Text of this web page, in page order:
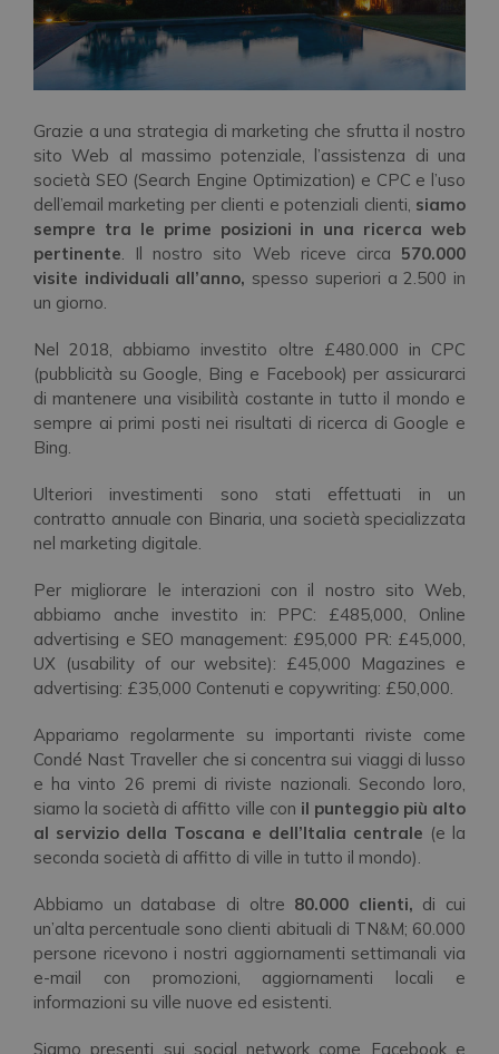
Grazie a una strategia di marketing che sfrutta il nostro
sito Web al massimo potenziale, l’assistenza di una
società SEO (Search Engine Optimization) e CPC e l’uso
dell’email marketing per clienti e potenziali clienti, siamo
sempre tra le prime posizioni in una ricerca web
pertinente . Il nostro sito Web riceve circa 570.000
visite individuali all’anno, spesso superiori a 2.500 in
un giorno.
Nel 2018, abbiamo investito oltre £480.000 in CPC
(pubblicità su Google, Bing e Facebook) per assicurarci
di mantenere una visibilità costante in tutto il mondo e
sempre ai primi posti nei risultati di ricerca di Google e
Bing.
Ulteriori investimenti sono stati effettuati in un
contratto annuale con Binaria, una società specializzata
nel marketing digitale.
Per migliorare le interazioni con il nostro sito Web,
abbiamo anche investito in: PPC: £485,000, Online
advertising e SEO management: £95,000 PR: £45,000,
UX (usability of our website): £45,000 Magazines e
advertising: £35,000 Contenuti e copywriting: £50,000.
Appariamo regolarmente su importanti riviste come
Condé Nast Traveller che si concentra sui viaggi di lusso
e ha vinto 26 premi di riviste nazionali. Secondo loro,
siamo la società di affitto ville con il punteggio più alto
al servizio della Toscana e dell’Italia centrale (e la
seconda società di affitto di ville in tutto il mondo).
Abbiamo un database di oltre 80.000 clienti, di cui
un’alta percentuale sono clienti abituali di TN&M; 60.000
persone ricevono i nostri aggiornamenti settimanali via
e-mail con promozioni, aggiornamenti locali e
informazioni su ville nuove ed esistenti.
Siamo presenti sui social network come Facebook e